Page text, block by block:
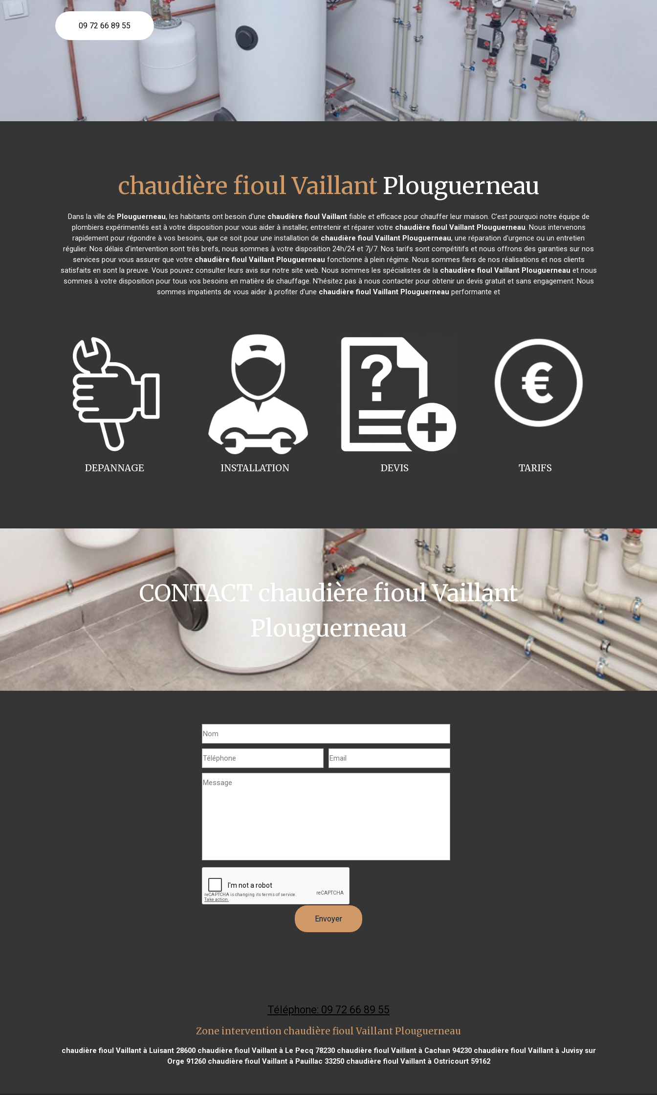
09 72 66 89 55
chaudière fioul VaillantPlouguerneau
Dans la ville de Plouguerneau, les habitants ont besoin d'une chaudière fioul Vaillantfiable et efficace pour chauffer leur maison. C'est pourquoi notre équipe de
plombiers expérimentés est à votre disposition pour vous aider à installer, entretenir et réparer votre chaudière fioul Vaillant Plouguerneau. Nous intervenons
rapidement pour répondre à vos besoins, que ce soit pour une installation de chaudière fioul Vaillant Plouguerneau, une réparation d'urgence ou un entretien
régulier. Nos délais d'intervention sont très brefs, nous sommes à votre disposition 24h/24 et 7j/7. Nos tarifs sont compétitifs et nous offrons des garanties sur nos
services pour vous assurer que votre chaudière fioul Vaillant Plouguerneau fonctionne à plein régime. Nous sommes fiers de nos réalisations et nos clients
satisfaits en sont la preuve. Vous pouvez consulter leurs avis sur notre site web. Nous sommes les spécialistes de la chaudière fioul Vaillant Plouguerneau et nous
sommes à votre disposition pour tous vos besoins en matière de chauffage. N'hésitez pas à nous contacter pour obtenir un devis gratuit et sans engagement. Nous
sommes impatients de vous aider à profiter d'une chaudière fioul Vaillant Plouguerneau performante et
INSTALLATION
DEPANNAGE TARIFS
DEVIS
CONTACT chaudière fioul Vaillant
Plouguerneau
Téléphone: 09 72 66 89 55
Zone intervention chaudière fioul Vaillant Plouguerneau
chaudière fioul Vaillant à Luisant 28600chaudière fioul Vaillant à Le Pecq 78230chaudière fioul Vaillant à Cachan 94230chaudière fioul Vaillant à Juvisy sur
Orge 91260chaudière fioul Vaillant à Pauillac 33250chaudière fioul Vaillant à Ostricourt 59162